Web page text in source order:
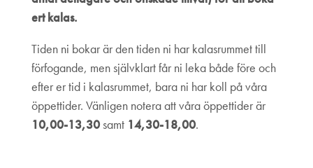
ert kalas.
Tiden ni bokar är den tiden ni har kalasrummet till
förfogande, men självklart får ni leka både före och
efter er tid i kalasrummet, bara ni har koll på våra
öppettider. Vänligen notera att våra öppettider är
10,00-13,30samt 14,30-18,00.